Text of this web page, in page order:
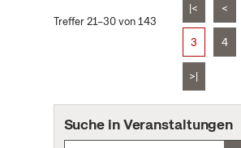
Treffer 21–30 von 143
|< <
3 4
>|
Suche in Veranstaltungen